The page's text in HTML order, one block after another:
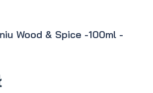
Wood & Spice -100ml -